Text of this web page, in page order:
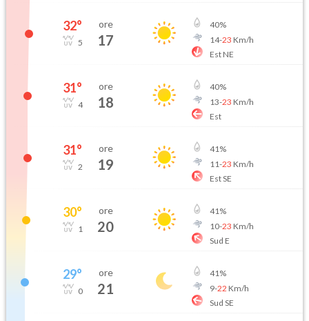
32°
5
ore
17
40%
14-23 Km/h
Est NE
31°
4
ore
18
40%
13-23 Km/h
Est
31°
2
ore
19
41%
11-23 Km/h
Est SE
30°
1
ore
20
41%
10-23 Km/h
Sud E
29°
0
ore
21
41%
9-22 Km/h
Sud SE